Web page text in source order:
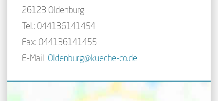
26123 Oldenburg
Tel.: 044136141454
Fax: 044136141455
E-Mail: Oldenburg@kueche-co.de